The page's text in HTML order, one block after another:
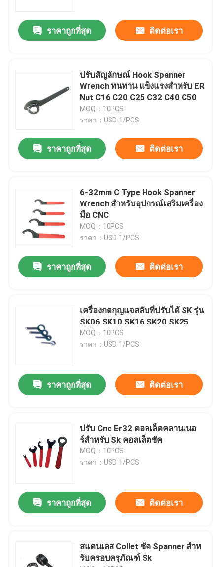
ราคาถูกที่สุด ติดต่อเรา
ปรับสัญลักษณ์ Hook Spanner
Wrench ทนทาน แข็งแรงสําหรับ ER
Nut C16 C20 C25 C32 C40 C50
MOQ：10PCS
ราคา：USD 1/PCS
ราคาถูกที่สุด ติดต่อเรา
6-32mm C Type Hook Spanner
Wrench สําหรับอุปกรณ์เสริมเครื่อง
มือ CNC
MOQ：10PCS
ราคา：USD 1/PCS
ราคาถูกที่สุด ติดต่อเรา
เครื่องกดกุญแจสลับที่ปรับได้ SK รุ่น
SK06 SK10 SK16 SK20 SK25
MOQ：10PCS
ราคา：USD 1/PCS
ราคาถูกที่สุด ติดต่อเรา
ปรับ Cnc Er32 คอลเล็ตคลานเนอ
ร์สําหรับ Sk คอลเล็ตชัค
MOQ：10PCS
ราคา：USD 1/PCS
ราคาถูกที่สุด ติดต่อเรา
สแตนเลส Collet ชัค Spanner สําห
รับครอบครุภัณฑ์ Sk